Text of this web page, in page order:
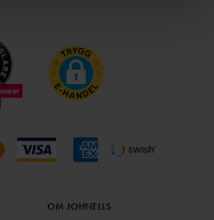
OM JOHNELLS